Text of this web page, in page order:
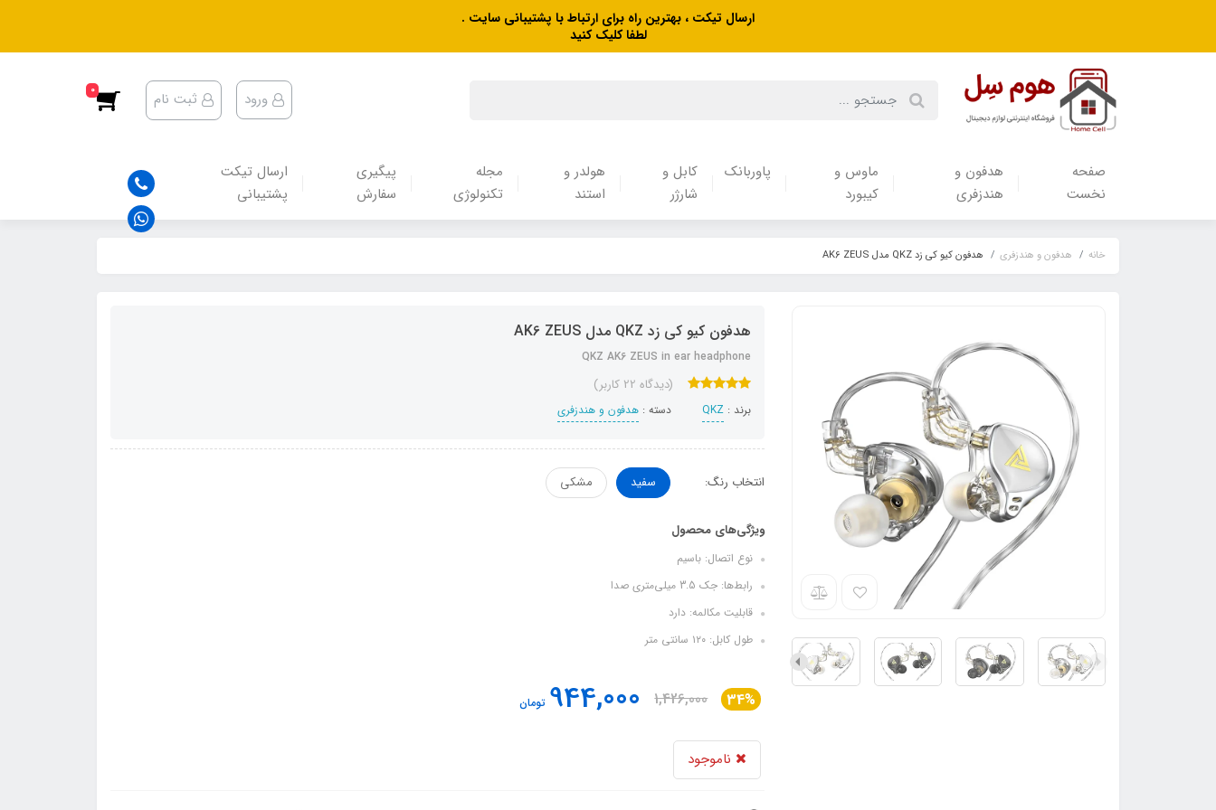
ارسال تیکت ، بهترین راه برای ارتباط با پشتیبانی سایت .
لطفا کلیک کنید
ورود ثبت نام 0
صفحه
نخست
هدفون‌ و‌
هندزفری
ماوس و
کیبورد
پاوربانک
کابل و
شارژر
هولدر و
استند
مجله
تکنولوژی
پیگیری
سفارش
ارسال تیکت
پشتیبانی
خانه هدفون‌ و‌ هندزفری هدفون کیو کی زد QKZ مدل AK6 ZEUS
هدفون کیو کی زد QKZ مدل AK6 ZEUS
QKZ AK6 ZEUS in ear headphone
(دیدگاه 22 کاربر)
برند : QKZ دسته : هدفون‌ و‌ هندزفری
انتخاب رنگ: سفید مشکی
ویژگی‌های محصول
نوع اتصال: باسیم
رابط‌ها: جک 3.5 میلی‌متری صدا
قابلیت مکالمه: دارد
طول کابل: ۱۲۰ سانتی متر
34%
1,426,000
944,000 تومان
ناموجود